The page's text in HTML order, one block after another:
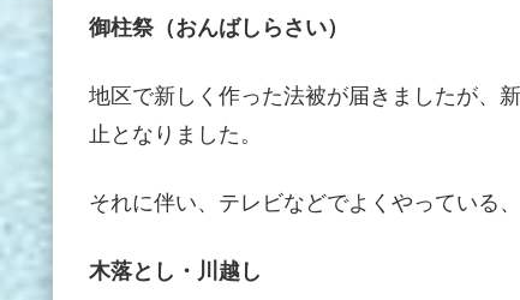
御柱祭（おんばしらさい）
地区で新しく作った法被が届きましたが、
止となりました。
それに伴い、テレビなどでよくやっている、
木落とし・川越し